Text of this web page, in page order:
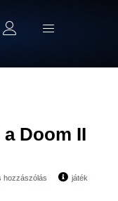
Doom II
hozzászólás
játék